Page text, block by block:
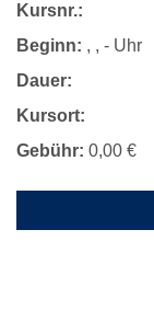
Kursnr.:
Beginn: , , - Uhr
Dauer:
Kursort:
Gebühr: 0,00 €